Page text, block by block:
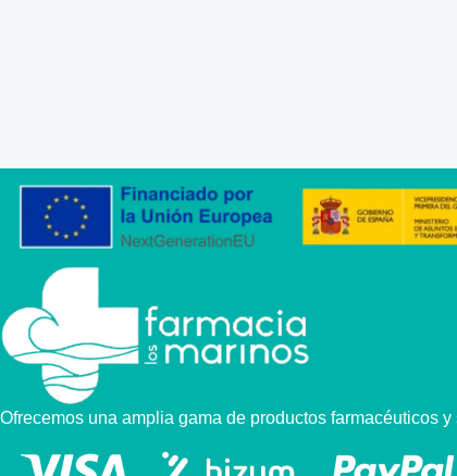
Ofrecemos una amplia gama de productos farmacéuticos